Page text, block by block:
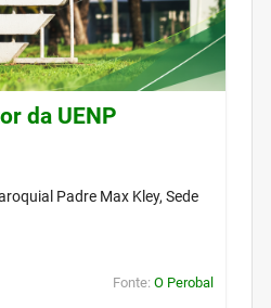
da UENP
Padre Max Kley, Sede
Fonte: O Perobal